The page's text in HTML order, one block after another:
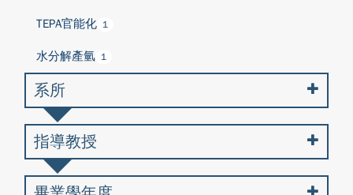
TEPA官能化 1
水分解產氫 1
系所
指導教授